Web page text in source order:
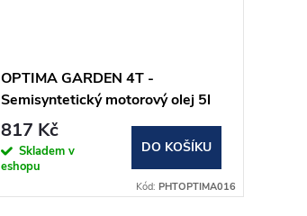
OPTIMA GARDEN 4T -
Semisyntetický motorový olej 5l
817 Kč
Skladem v
eshopu
DO KOŠÍKU
Kód: PHTOPTIMA016